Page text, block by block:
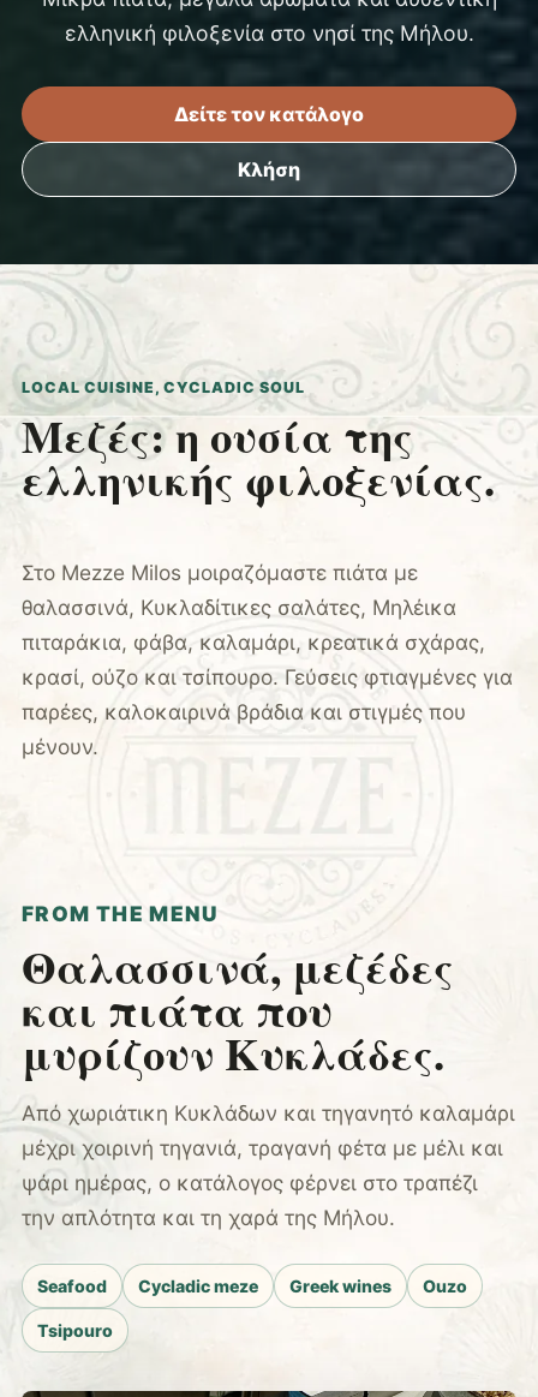
ελληνική φιλοξενία στο νησί της Μήλου.
Δείτε τον κατάλογο
Κλήση
LOCAL CUISINE, CYCLADIC SOUL
Μεζές: η ουσία της
ελληνικής φιλοξενίας.
Στο Mezze Milos μοιραζόμαστε πιάτα με
θαλασσινά, Κυκλαδίτικες σαλάτες, Μηλέικα
πιταράκια, φάβα, καλαμάρι, κρεατικά σχάρας,
κρασί, ούζο και τσίπουρο. Γεύσεις φτιαγμένες για
παρέες, καλοκαιρινά βράδια και στιγμές που
μένουν.
FROM THE MENU
Θαλασσινά, μεζέδες
και πιάτα που
μυρίζουν Κυκλάδες.
Από χωριάτικη Κυκλάδων και τηγανητό καλαμάρι
μέχρι χοιρινή τηγανιά, τραγανή φέτα με μέλι και
ψάρι ημέρας, ο κατάλογος φέρνει στο τραπέζι
την απλότητα και τη χαρά της Μήλου.
Seafood Cycladic meze Greek wines Ouzo
Tsipouro